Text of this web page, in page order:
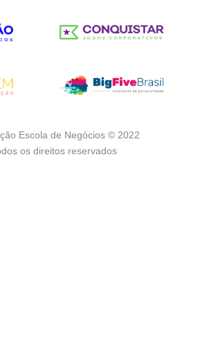
Escola de Negócios © 2022
os direitos reservados